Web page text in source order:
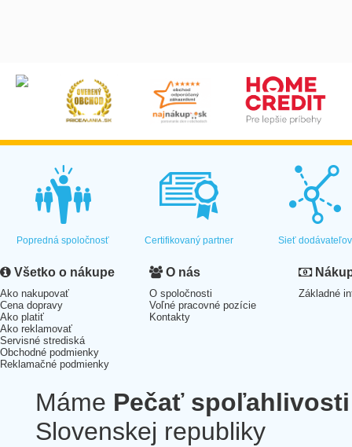
Popredná spoločnosť Certifikovaný partner Sieť dodávateľov
Všetko o nákupe
Ako nakupovať
Cena dopravy
Ako platiť
Ako reklamovať
Servisné strediská
Obchodné podmienky
Reklamačné podmienky
O nás
O spoločnosti
Voľné pracovné pozície
Kontakty
Základné
Máme Pečať spoľahlivosti
Slovenskej republiky